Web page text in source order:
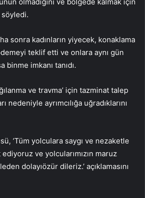
söyledi.
sonra kadınların yiyecek, konaklama
teklif etti ve onlara aynı gün
binme imkanı tanıdı.
ve travma’ için tazminat talep
nedeniyle ayrımcılığa uğradıklarını
‘Tüm yolculara saygı ve nezaketle
ve yolcularımızın maruz
dolayıözür dileriz.’ açıklamasını